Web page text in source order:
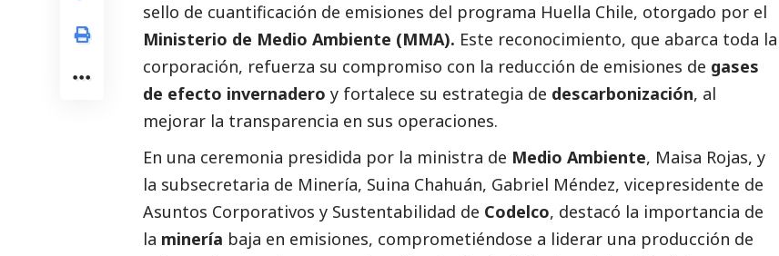
sello de cuantificación de emisiones del programa Huella Chile, otorgado por el
Ministerio de Medio Ambiente (MMA). Este reconocimiento, que abarca toda la
corporación, refuerza su compromiso con la reducción de emisiones de gases
de efecto invernadero y fortalece su estrategia de descarbonización, al
mejorar la transparencia en sus operaciones.
En una ceremonia presidida por la ministra de Medio Ambiente, Maisa Rojas, y
la subsecretaria de Minería, Suina Chahuán, Gabriel Méndez, vicepresidente de
Asuntos Corporativos y Sustentabilidad de Codelco, destacó la importancia de
la minería baja en emisiones, comprometiéndose a liderar una producción de